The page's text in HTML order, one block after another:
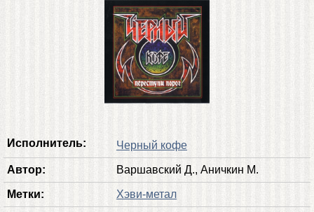
Исполнитель: Черный кофе
Автор: Варшавский Д., Аничкин М.
Метки: Хэви-метал